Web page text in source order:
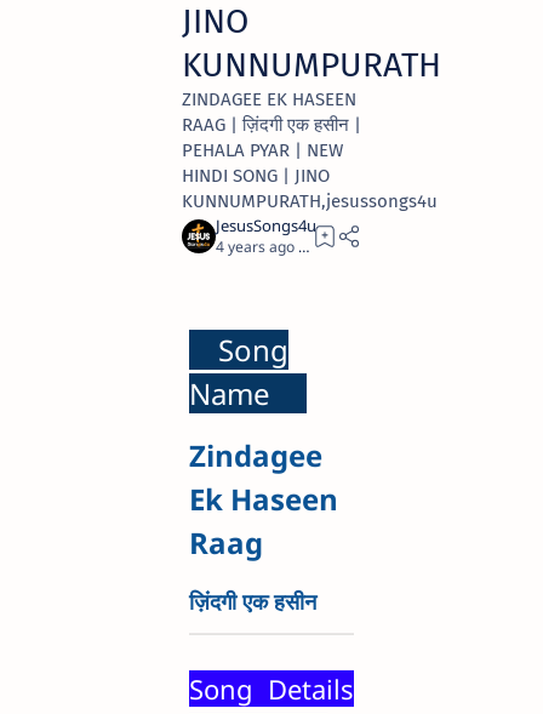
JINO
KUNNUMPURATH
ZINDAGEE EK HASEEN
RAAG | ज़िंदगी एक हसीन |
PEHALA PYAR | NEW
HINDI SONG | JINO
KUNNUMPURATH,jesussongs4u
4 years ago 3
Song
Name
Zindagee
Ek Haseen
Raag
ज़िंदगी एक हसीन
Song Details